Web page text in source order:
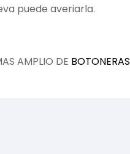
puede averiarla.
AMPLIO DE BOTONERAS